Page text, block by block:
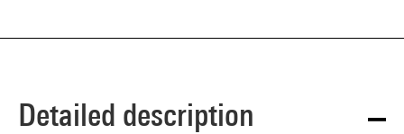
Detailed description